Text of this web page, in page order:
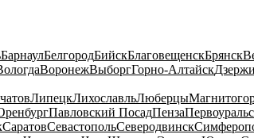
БарнаулБелгородБийскБлаговещенскБрянск
ВоронежВыборгГорно-Алтайск
ЛипецкЛихославльЛюберцы
Павловский ПосадПенза
СаратовСевастопольСеверодвинск